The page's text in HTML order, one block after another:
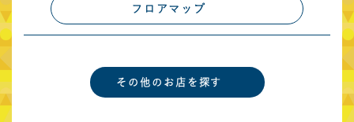
キュープラザ二子玉川 渋谷BEAM
フロアマップ
その他のお店を探す